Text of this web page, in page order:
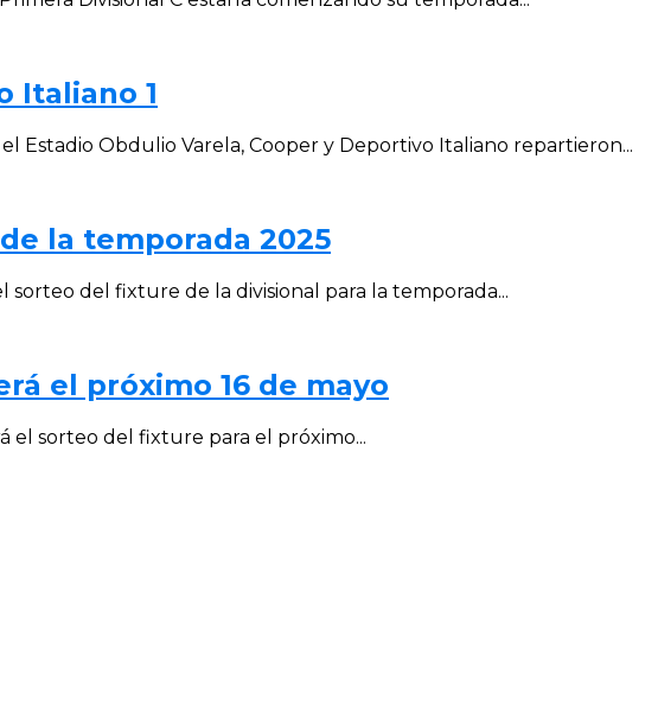
Italiano 1
Estadio Obdulio Varela, Cooper y Deportivo Italiano repartieron...
la temporada 2025
sorteo del fixture de la divisional para la temporada...
el próximo 16 de mayo
el sorteo del fixture para el próximo...